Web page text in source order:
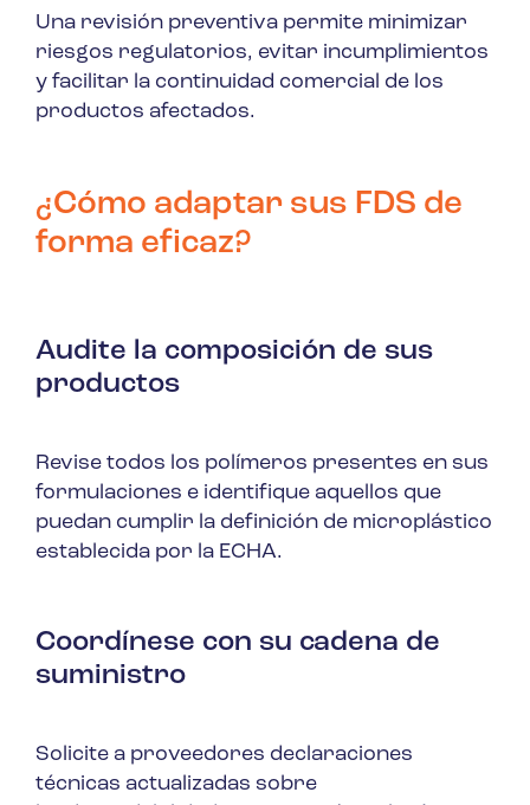
Una revisión preventiva permite minimizar
riesgos regulatorios, evitar incumplimientos
y facilitar la continuidad comercial de los
productos afectados.
¿Cómo adaptar sus FDS de
forma eficaz?
Audite la composición de sus
productos
Revise todos los polímeros presentes en sus
formulaciones e identifique aquellos que
puedan cumplir la definición de microplástico
establecida por la ECHA.
Coordínese con su cadena de
suministro
Solicite a proveedores declaraciones
técnicas actualizadas sobre